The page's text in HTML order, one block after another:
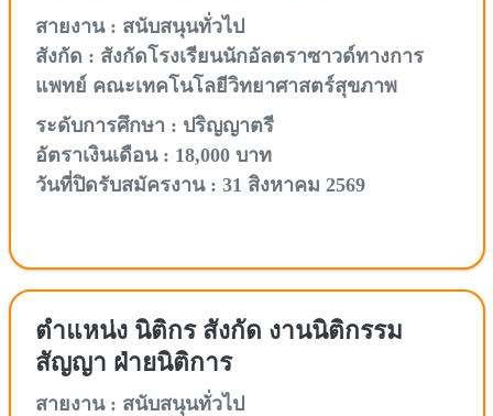
สายงาน : สนับสนุนทั่วไป
สังกัด : สังกัดโรงเรียนนักอัลตราซาวด์ทางการ
แพทย์ คณะเทคโนโลยีวิทยาศาสตร์สุขภาพ
ระดับการศึกษา : ปริญญาตรี
อัตราเงินเดือน : 18,000 บาท
วันที่ปิดรับสมัครงาน : 31 สิงหาคม 2569
ตำแหน่ง นิติกร สังกัด งานนิติกรรม
สัญญา ฝ่ายนิติการ
สายงาน : สนับสนุนทั่วไป